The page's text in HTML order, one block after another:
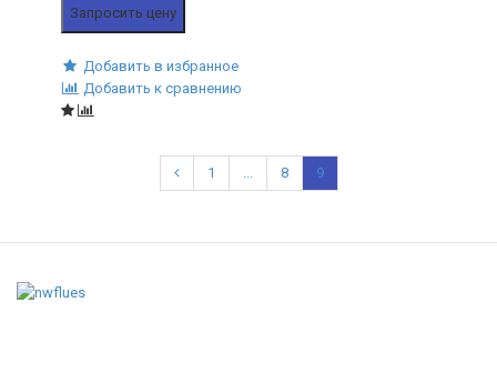
Запросить цену
Добавить в избранное
Добавить к сравнению
1 ... 8 9